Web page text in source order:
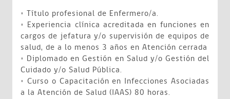
• Título profesional de Enfermero/a.
• Experiencia clínica acreditada en funciones en
cargos de jefatura y/o supervisión de equipos de
salud, de a lo menos 3 años en Atención cerrada
• Diplomado en Gestión en Salud y/o Gestión del
Cuidado y/o Salud Pública.
• Curso o Capacitación en Infecciones Asociadas
a la Atención de Salud (IAAS) 80 horas.